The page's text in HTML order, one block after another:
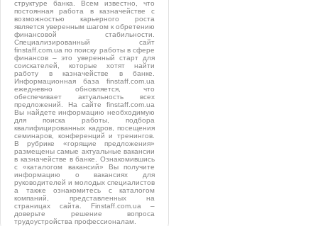
структуре банка. Всем известно, что
постоянная работа в казначействе с
возможностью карьерного роста
является уверенным шагом к обретению
финансовой стабильности.
Специализированный сайт
finstaff.com.ua по поиску работы в сфере
финансов – это уверенный старт для
соискателей, которые хотят найти
работу в казначействе в банке.
Информационная база finstaff.com.ua
ежедневно обновляется, что
обеспечивает актуальность всех
предложений. На сайте finstaff.com.ua
Вы найдете информацию необходимую
для поиска работы, подбора
квалифицированных кадров, посещения
семинаров, конференций и тренингов.
В рубрике «горящие предложения»
размещены самые актуальные вакансии
в казначействе в банке. Ознакомившись
с «каталогом вакансий» Вы получите
информацию о вакансиях для
руководителей и молодых специалистов
а также ознакомитесь с каталогом
компаний, представленных на
страницах сайта. Finstaff.com.ua –
доверьте решение вопроса
трудоустройства профессионалам.